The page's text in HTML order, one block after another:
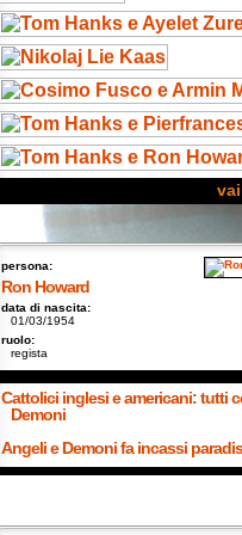
persona:
Ron Howard
data di nascita:
01/03/1954
ruolo:
regista
Cattolici inglesi e americani: tutti
Demoni
Angeli e Demoni fa incassi